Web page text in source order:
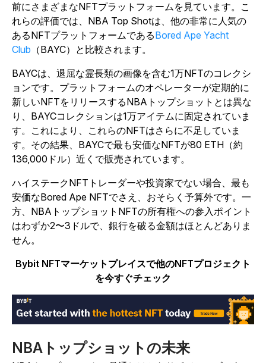
前にさまざまなNFTプラットフォームを見ています。こ
れらの評価では、NBA Top Shotは、他の非常に人気の
あるNFTプラットフォームであるBored Ape Yacht
Club （BAYC）と比較されます。
BAYCは、退屈な霊長類の画像を含む1万NFTのコレクシ
ョンです。プラットフォームのオペレーターが定期的に
新しいNFTをリリースするNBAトップショットとは異な
り、BAYCコレクションは1万アイテムに固定されていま
す。これにより、これらのNFTはさらに不足していま
す。その結果、BAYCで最も安価なNFTが80 ETH（約
136,000ドル）近くで販売されています。
ハイステークNFTトレーダーや投資家でない場合、最も
安価なBored Ape NFTでさえ、おそらく予算外です。一
方、NBAトップショットNFTの所有権への参入ポイント
はわずか2〜3ドルで、銀行を破る金額はほとんどありま
せん。
Bybit NFTマーケットプレイスで他のNFTプロジェクト
を今すぐチェック
NBAトップショットの未来